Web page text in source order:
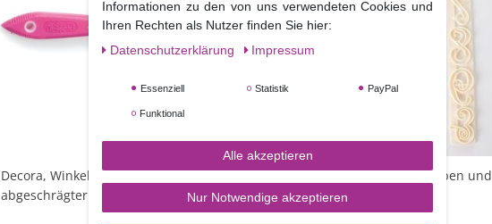
Decora, Winkelpalette mit
abgeschrägter Spitze,18 cm
FMM Funky Großbuchstaben und
Zahlen Ausstecher
Informationen zu den von uns verwendeten Cookies und
Ihren Rechten als Nutzer finden Sie hier:
Daten­schutz­erklärung
Impressum
Essenziell Statistik PayPal
Funktional
Alle akzeptieren
Nur Notwendige akzeptieren